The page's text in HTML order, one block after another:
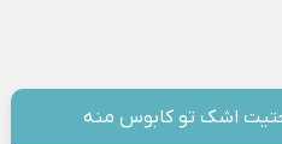
اشک تو کابوس منه